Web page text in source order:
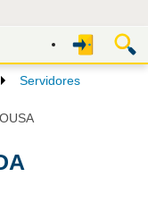
Servidores